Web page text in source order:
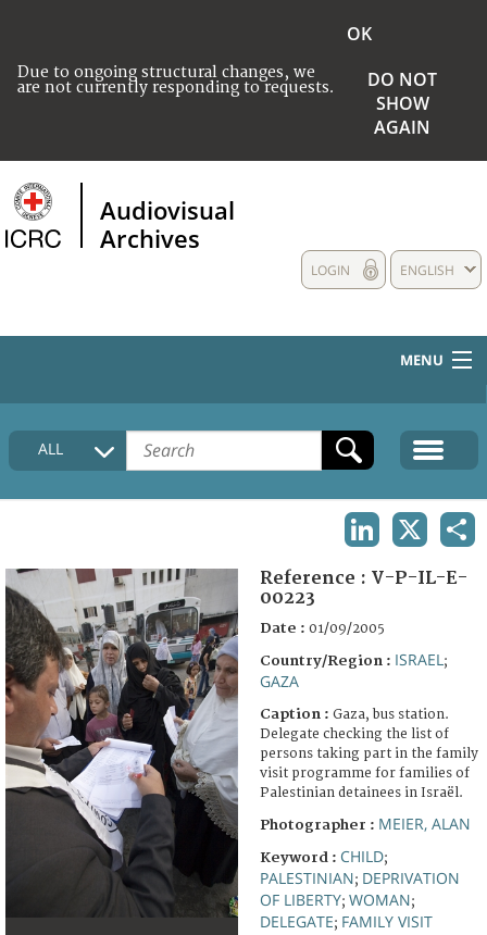
Due to ongoing structural changes, we
are not currently responding to requests.
OK
DO NOT
SHOW
AGAIN
Audiovisual
Archives
ENGLISH
LOGIN
MENU
HOME
COLLECTIONS DESCRIPTION
FAQ
ALL
Reference : V-P-IL-E-
00223
Date : 01/09/2005
Country/Region : ISRAEL ;
GAZA
Caption : Gaza, bus station.
Delegate checking the list of
persons taking part in the family
visit programme for families of
Palestinian detainees in Israël.
Photographer : MEIER, ALAN
Keyword : CHILD;
PALESTINIAN; DEPRIVATION
OF LIBERTY; WOMAN;
DELEGATE; FAMILY VISIT